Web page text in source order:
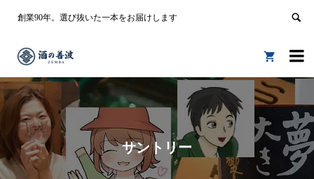
創業90年。選び抜いた一本をお届けします


サントリー